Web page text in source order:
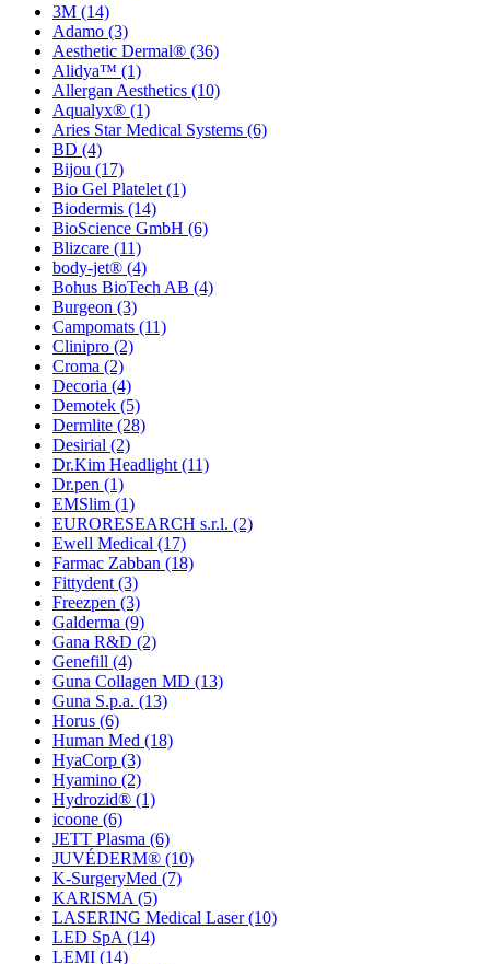
3M (14)
Adamo (3)
Aesthetic Dermal® (36)
Alidya™ (1)
Allergan Aesthetics (10)
Aqualyx® (1)
Aries Star Medical Systems (6)
BD (4)
Bijou (17)
Bio Gel Platelet (1)
Biodermis (14)
BioScience GmbH (6)
Blizcare (11)
body-jet® (4)
Bohus BioTech AB (4)
Burgeon (3)
Campomats (11)
Clinipro (2)
Croma (2)
Decoria (4)
Demotek (5)
Dermlite (28)
Desirial (2)
Dr.Kim Headlight (11)
Dr.pen (1)
EMSlim (1)
EURORESEARCH s.r.l. (2)
Ewell Medical (17)
Farmac Zabban (18)
Fittydent (3)
Freezpen (3)
Galderma (9)
Gana R&D (2)
Genefill (4)
Guna Collagen MD (13)
Guna S.p.a. (13)
Horus (6)
Human Med (18)
HyaCorp (3)
Hyamino (2)
Hydrozid® (1)
icoone (6)
JETT Plasma (6)
JUVÉDERM® (10)
K-SurgeryMed (7)
KARISMA (5)
LASERING Medical Laser(10)
LED SpA (14)
LEMI (14)